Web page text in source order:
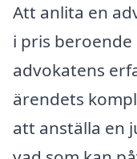
Att anlita en
i pris
advokatens
ärendets
att anställa en